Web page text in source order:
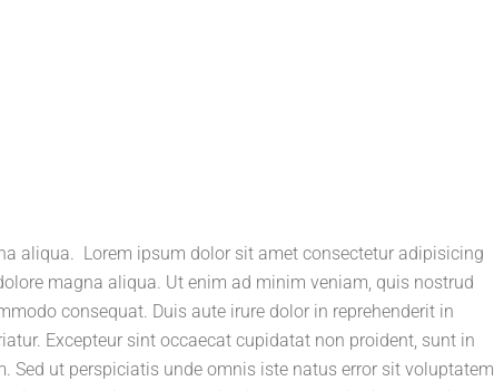
aliqua. Lorem ipsum dolor sit amet consectetur adipisicing
magna aliqua. Ut enim ad minim veniam, quis nostrud
consequat. Duis aute irure dolor in reprehenderit in
Excepteur sint occaecat cupidatat non proident, sunt in
ut perspiciatis unde omnis iste natus error sit voluptatem